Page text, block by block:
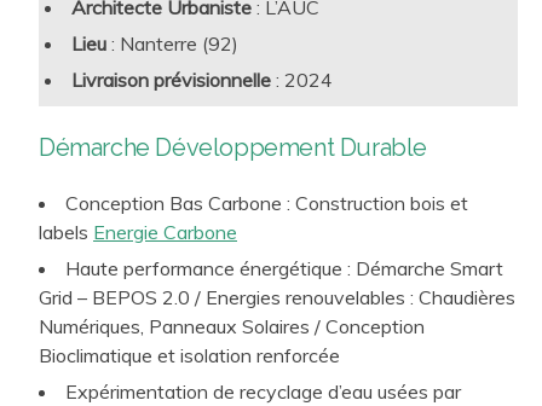
Développement Durableinterne d’une chaine majeure de
Grands magasins, déployons le référentiel interne d’un
groupe mondial du Luxe, avons travaillé sur la partie
accompagnons par exemple IKEA ou encore
Architecte Urbaniste : L’AUC
Lieu : Nanterre (92)
Livraison prévisionnelle : 2024
Démarche Développement Durable
Conception Bas Carbone : Construction bois et
labels Energie Carbone
Haute performance énergétique : Démarche Smart
Grid – BEPOS 2.0 / Energies renouvelables : Chaudières
Numériques, Panneaux Solaires / Conception
Bioclimatique et isolation renforcée
Expérimentation de recyclage d’eau usées par